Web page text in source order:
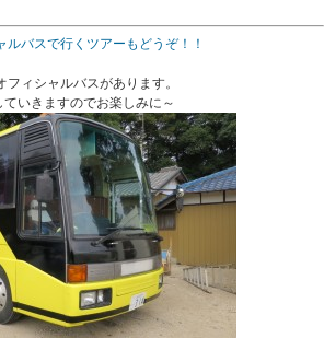
バスで行くツアーもどうぞ！！
ィシャルバスがあります。
いきますのでお楽しみに～